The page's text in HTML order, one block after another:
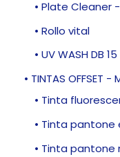
• Plate Cleaner
• Rollo vital
• UV WASH DB
• TINTAS OFFSET -
• Tinta
• Tinta pantone
• Tinta pantone